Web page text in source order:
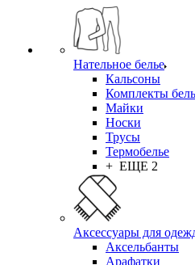
Нательное белье
Кальсоны
Комплекты
Майки
Носки
Трусы
Термобелье
+ ЕЩЕ 2
Аксессуары для
Аксельбанты
Арафатки